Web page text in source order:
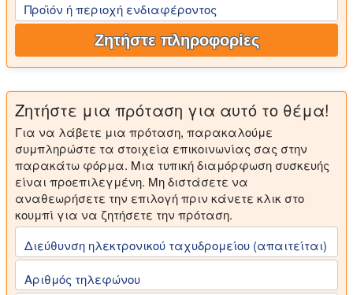
Προϊόν ή περιοχή ενδιαφέροντος
Ζητήστε πληροφορίες
Ζητήστε μια πρόταση για αυτό το θέμα!
Για να λάβετε μια πρόταση, παρακαλούμε
συμπληρώστε τα στοιχεία επικοινωνίας σας στην
παρακάτω φόρμα. Μια τυπική διαμόρφωση συσκευής
είναι προεπιλεγμένη. Μη διστάσετε να
αναθεωρήσετε την επιλογή πριν κάνετε κλικ στο
κουμπί για να ζητήσετε την πρόταση.
Διεύθυνση ηλεκτρονικού ταχυδρομείου (απαιτείται)
Αριθμός τηλεφώνου